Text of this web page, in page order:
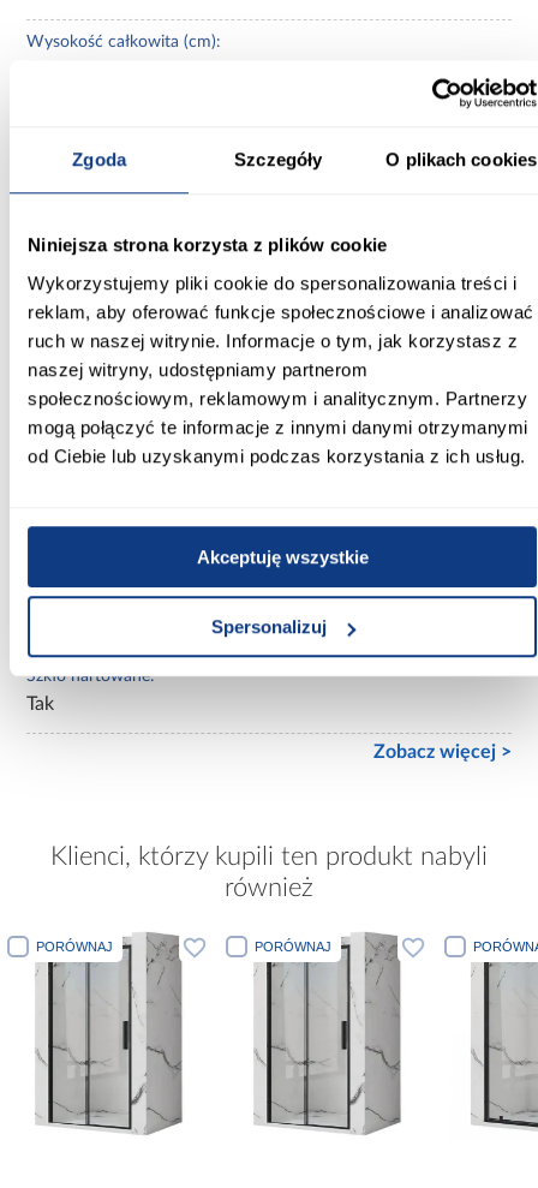
Zgoda Szczegóły O plikach cookies
Niniejsza strona korzysta z plików cookie
Wykorzystujemy pliki cookie do spersonalizowania treści i
reklam, aby oferować funkcje społecznościowe i analizować
ruch w naszej witrynie. Informacje o tym, jak korzystasz z
naszej witryny, udostępniamy partnerom
społecznościowym, reklamowym i analitycznym. Partnerzy
mogą połączyć te informacje z innymi danymi otrzymanymi
od Ciebie lub uzyskanymi podczas korzystania z ich usług.
Akceptuję wszystkie
Spersonalizuj
Wysokość całkowita (cm):
Rodzaj profilu:
Kolor profilu:
czarny
bezbarwny
Powłoka ułatwiająca czyszczenie:
Tak
Regulacja na profilu przyściennym:
Szkło hartowane:
Tak
Zobacz więcej >
Klienci, którzy kupili ten produkt nabyli
również
PORÓWNAJ PORÓWNAJ